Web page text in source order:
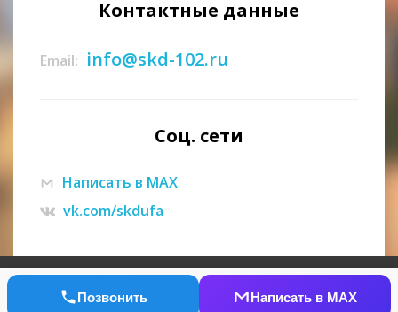
Контактные данные
Email: info@skd-102.ru
Соц. сети
Написать в МАХ
vk.com/skdufa
© 2007-2026 СКД
Создание сайта- Red Promo
Позвонить Написать в МАХ